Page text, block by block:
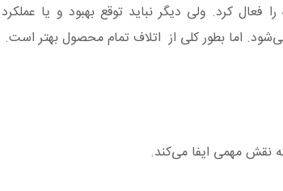
کرد. ولی دیگر نباید توقع بهبود و یا عملکرد
اما بطور کلی از اتلاف تمام محصول بهتر است.
نقش مهمی ایفا می‌کند.